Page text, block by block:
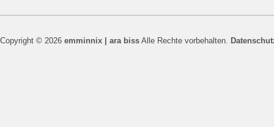
Copyright © 2026 emminnix | ara biss Alle Rechte vorbehalten.